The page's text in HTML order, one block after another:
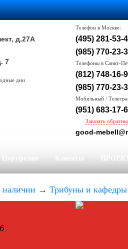
д.27А
7
дни
Телефон в Москве:
(495) 281-53-
(985) 770-23-
Телефоны в Санкт-
(812) 748-16-
(985) 770-23-
Мобильный /
(951) 683-17-
Заказать
good-
Клиенты
→ Трибуны и